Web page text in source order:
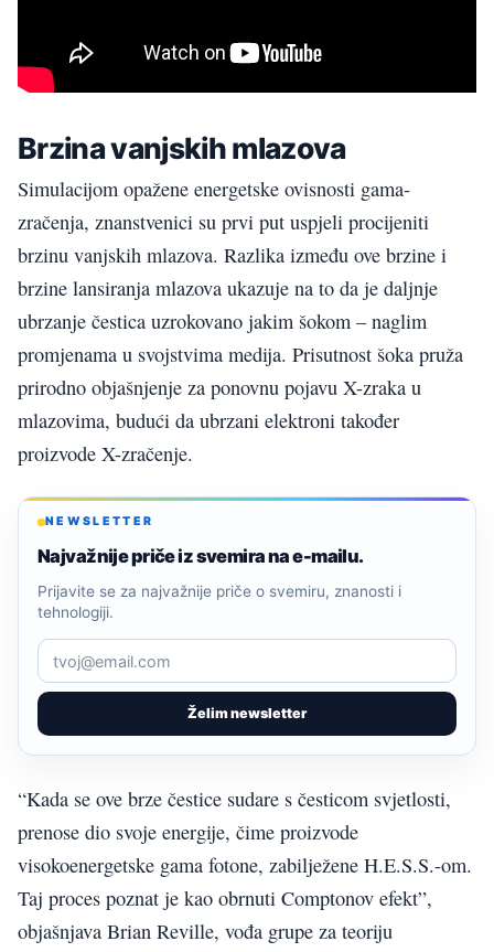
Brzina vanjskih mlazova
Simulacijom opažene energetske ovisnosti gama-
zračenja, znanstvenici su prvi put uspjeli procijeniti
brzinu vanjskih mlazova. Razlika između ove brzine i
brzine lansiranja mlazova ukazuje na to da je daljnje
ubrzanje čestica uzrokovano jakim šokom – naglim
promjenama u svojstvima medija. Prisutnost šoka pruža
prirodno objašnjenje za ponovnu pojavu X-zraka u
mlazovima, budući da ubrzani elektroni također
proizvode X-zračenje.
NEWSLETTER
Najvažnije priče iz svemira na e-mailu.
Želim newsletter
Prijavite se za najvažnije priče o svemiru, znanosti i
tehnologiji.
“Kada se ove brze čestice sudare s česticom svjetlosti,
prenose dio svoje energije, čime proizvode
visokoenergetske gama fotone, zabilježene H.E.S.S.-om.
Taj proces poznat je kao obrnuti Comptonov efekt”,
objašnjava Brian Reville, vođa grupe za teoriju